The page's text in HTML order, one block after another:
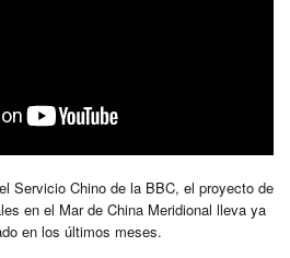
Servicio Chino de la BBC, el proyecto de
en el Mar de China Meridional lleva ya
en los últimos meses.